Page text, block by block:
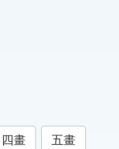
四畫 五畫